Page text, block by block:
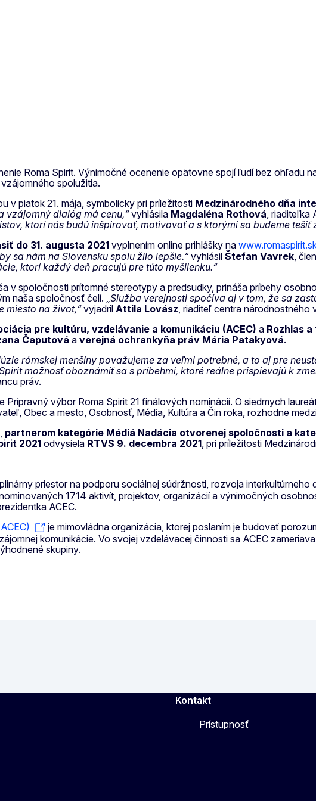
Roma Spirit. Výnimočné ocenenie opätovne spojí ľudí bez ohľadu
spolužitia.
v piatok 21. mája, symbolicky pri príležitosti Medzinárodného dňa
vzájomný dialóg má cenu,“vyhlásila Magdaléna Rothová ,
ktorí nás budú inšpirovať, motivovať a s ktorými sa budeme tešiť
do 31. augusta 2021 vyplnením online prihlášky na
sa nám na Slovensku spolu žilo lepšie.“vyhlásil Štefan Vavrek,
ktorí každý deň pracujú pre túto myšlienku.“
v spoločnosti prítomné stereotypy a predsudky, prináša príbehy
naša spoločnosť čelí. „Služba verejnosti spočíva aj v tom, že sa
miesto na život,“vyjadril Attila Lovász, riaditeľ centra národnostného
pre kultúru, vzdelávanie a komunikáciu (ACEC) a Rozhlas
Čaputová a verejná ochrankyňa práv Mária Patakyová.
rómskej menšiny považujeme za veľmi potrebné, a to aj pre
možnosť oboznámiť sa s príbehmi, ktoré reálne prispievajú k
práv.
výbor Roma Spirit 21 finálových nominácií. O siedmych
Obec a mesto, Osobnosť, Média, Kultúra a Čin roka, rozhodne
, partnerom kategórie Médiá Nadácia otvorenej spoločnosti a
2021 odvysiela RTVS 9. decembra 2021, pri príležitosti
priestor na podporu sociálnej súdržnosti, rozvoja
1714 aktivít, projektov, organizácií a výnimočných
ACEC.
je mimovládna organizácia, ktorej poslaním je budovať
komunikácie. Vo svojej vzdelávacej činnosti sa ACEC
skupiny.
Kontakt
Prístupnosť